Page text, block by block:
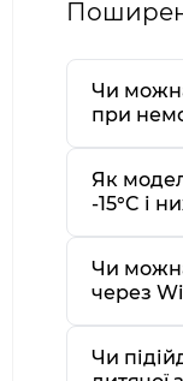
Чи
при
Як
-15°C і
Чи
через
Чи